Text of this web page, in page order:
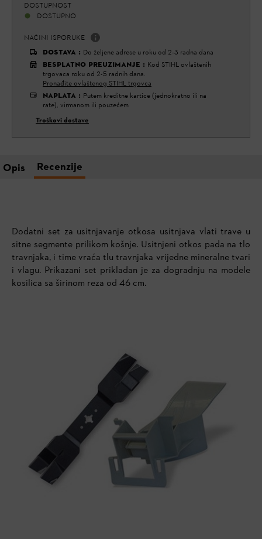
DOSTUPNOST
DOSTUPNO
NAČINI ISPORUKE
DOSTAVA : Do željene adrese u roku od 2-3 radna dana
BESPLATNO PREUZIMANJE : Kod STIHL ovlaštenih
trgovaca roku od 2-5 radnih dana.
Pronađite ovlaštenog STIHL trgovca
NAPLATA : Putem kreditne kartice (jednokratno ili na
rate), virmanom ili pouzećem
Troškovi dostave
Opis Recenzije
Dodatni set za usitnjavanje otkosa usitnjava vlati trave u
sitne segmente prilikom košnje. Usitnjeni otkos pada na tlo
travnjaka, i time vraća tlu travnjaka vrijedne mineralne tvari
i vlagu. Prikazani set prikladan je za dogradnju na modele
kosilica sa širinom reza od 46 cm.